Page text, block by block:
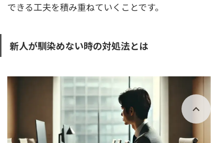
できる工夫を積み重ねていくことです。
新人が馴染めない時の対処法とは